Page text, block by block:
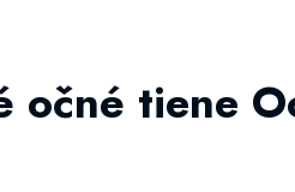
očné tiene